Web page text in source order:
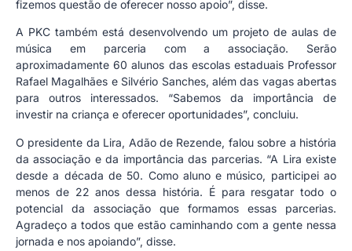
fizemos questão de oferecer nosso apoio”, disse.
A PKC também está desenvolvendo um projeto de aulas de
música em parceria com a associação. Serão
aproximadamente 60 alunos das escolas estaduais Professor
Rafael Magalhães e Silvério Sanches, além das vagas abertas
para outros interessados. “Sabemos da importância de
investir na criança e oferecer oportunidades”, concluiu.
O presidente da Lira, Adão de Rezende, falou sobre a história
da associação e da importância das parcerias. “A Lira existe
desde a década de 50. Como aluno e músico, participei ao
menos de 22 anos dessa história. É para resgatar todo o
potencial da associação que formamos essas parcerias.
Agradeço a todos que estão caminhando com a gente nessa
jornada e nos apoiando”, disse.